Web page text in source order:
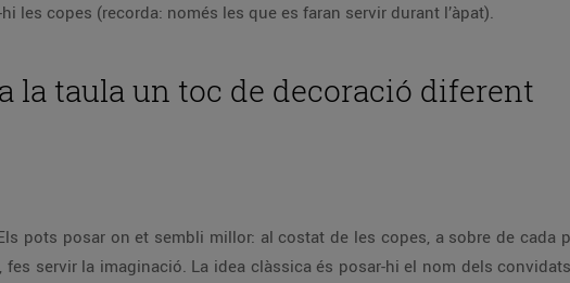
les copes (recorda: només les que es faran servir durant l’àpat).
la taula un toc de decoració diferent
pots posar on et sembli millor: al costat de les copes, a sobre de cada
fes servir la imaginació. La idea clàssica és posar-hi el nom dels